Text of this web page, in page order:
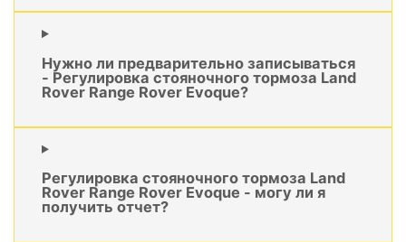
Нужно ли предварительно записываться
- Регулировка стояночного тормоза Land
Rover Range Rover Evoque?
Регулировка стояночного тормоза Land
Rover Range Rover Evoque - могу ли я
получить отчет?